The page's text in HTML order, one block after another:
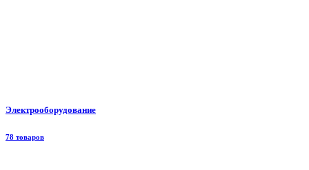
Электрооборудование
78 товаров